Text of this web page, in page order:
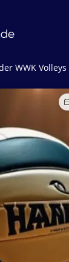
WWK